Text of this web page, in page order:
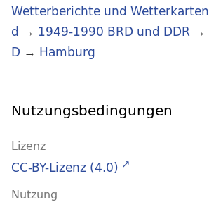
Wetterberichte und Wetterkarten
d → 1949-1990 BRD und DDR →
D → Hamburg
Nutzungsbedingungen
Lizenz
CC-BY-Lizenz (4.0)
Nutzung